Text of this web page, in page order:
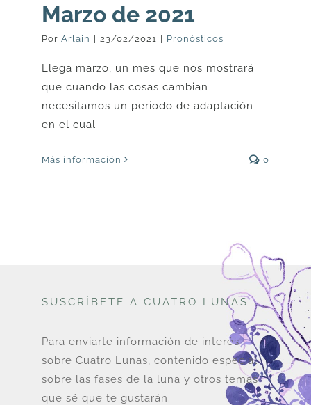
Marzo de 2021
Por Arlain 23/02/2021 Pronósticos
Llega marzo, un mes que nos mostrará
que cuando las cosas cambian
necesitamos un periodo de adaptación
en el cual
Más información 0
SUSCRÍBETE A CUATRO LUNAS
Para enviarte información de interés
sobre Cuatro Lunas, contenido especial
sobre las fases de la luna y otros temas
que sé que te gustarán.